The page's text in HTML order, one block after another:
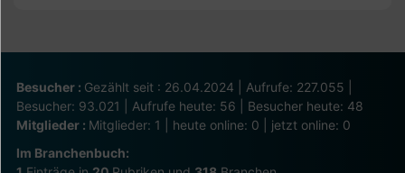
Besucher : Gezählt seit : 26.04.2024 | Aufrufe: 227.055 |
Besucher: 93.021 | Aufrufe heute: 56 | Besucher heute: 48
Mitglieder : Mitglieder: 1 | heute online: 0 | jetzt online: 0
Im Branchenbuch: